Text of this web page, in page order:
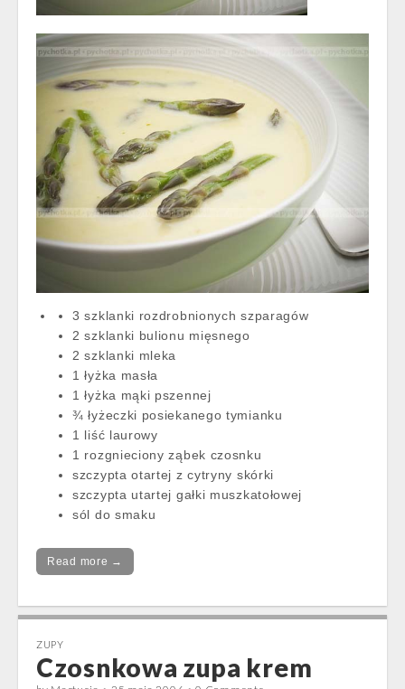
3 szklanki rozdrobnionych szparagów
2 szklanki bulionu mięsnego
2 szklanki mleka
1 łyżka masła
1 łyżka mąki pszennej
¾ łyżeczki posiekanego tymianku
1 liść laurowy
1 rozgnieciony ząbek czosnku
szczypta otartej z cytryny skórki
szczypta utartej gałki muszkatołowej
sól do smaku
Read more →
ZUPY
Czosnkowa zupa krem